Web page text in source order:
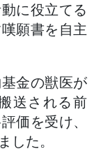
に役立てる
願書を自主
金の獣医が
送される前
価を受け、
した。